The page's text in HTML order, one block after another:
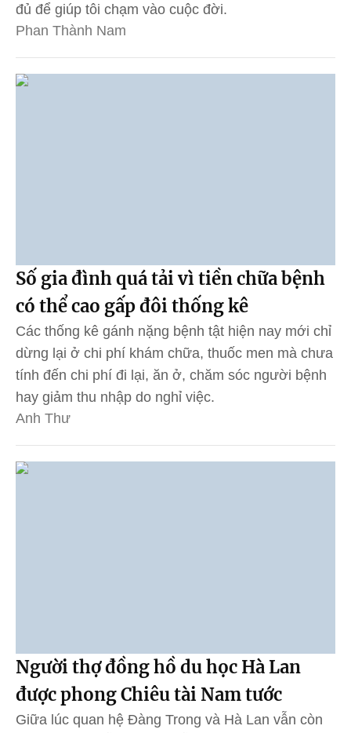
đủ để giúp tôi chạm vào cuộc đời.
Phan Thành Nam
Số gia đình quá tải vì tiền chữa bệnh
có thể cao gấp đôi thống kê
Các thống kê gánh nặng bệnh tật hiện nay mới chỉ
dừng lại ở chi phí khám chữa, thuốc men mà chưa
tính đến chi phí đi lại, ăn ở, chăm sóc người bệnh
hay giảm thu nhập do nghỉ việc.
Anh Thư
Người thợ đồng hồ du học Hà Lan
được phong Chiêu tài Nam tước
Giữa lúc quan hệ Đàng Trong và Hà Lan vẫn còn